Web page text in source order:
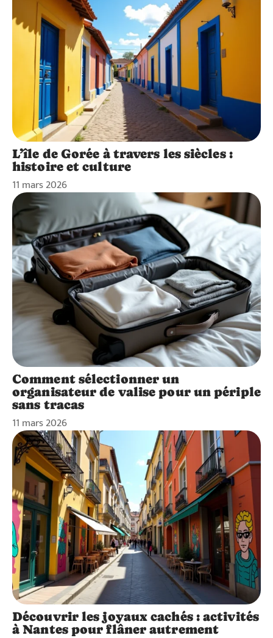
L’île de Gorée à travers les siècles :
histoire et culture
11 mars 2026
Comment sélectionner un
organisateur de valise pour un périple
sans tracas
11 mars 2026
Découvrir les joyaux cachés : activités
à Nantes pour flâner autrement